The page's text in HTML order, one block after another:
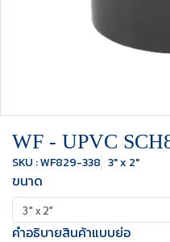
WF - UPVC
SKU : WF829-338 3" x 2"
ขนาด
3" x 2"
คำอธิบายสินค้าแบบย่อ